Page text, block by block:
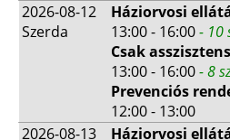
2026-08-12
Szerda
Háziorvosi
13:00 - 16:00- 10
Csak
13:00 - 16:00- 8
Prevenciós
12:00 - 13:00
2026-08-13
Háziorvosi